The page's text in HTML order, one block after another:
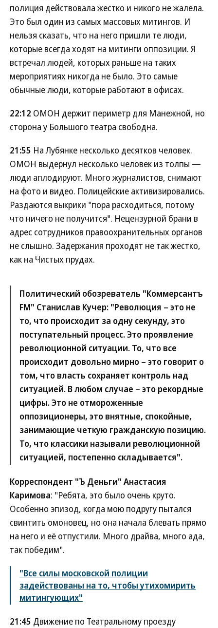
полиция действовала жестко и никого не жалела.
Это был один из самых массовых митингов. И
нельзя сказать, что на него пришли те люди,
которые всегда ходят на митинги оппозиции. Я
встречал людей, которых раньше на таких
мероприятиях никогда не было. Это самые
обычные люди, которые работают в офисах.
22:12 ОМОН держит периметр для Манежной, но
сторона у Большого театра свободна.
21:55 На Лубянке несколько десятков человек.
ОМОН выдернул несколько человек из толпы —
люди аплодируют. Много журналистов, снимают
на фото и видео. Полицейские активизировались.
Раздаются выкрики "пора расходиться, потому
что ничего не получится". Нецензурной брани в
адрес сотрудников правоохранительных органов
не слышно. Задержания проходят не так жестко,
как на Чистых прудах.
Политический обозреватель "Коммерсантъ
FM" Станислав Кучер: "Революция – это не
то, что происходит за одну секунду, это
поступательный процесс. Это проявление
революционной ситуации. То, что все
происходит довольно мирно – это говорит о
том, что власть сохраняет контроль над
ситуацией. В любом случае – это рекордные
цифры. Это не отмороженные
оппозиционеры, это внятные, спокойные,
занимающие четкую гражданскую позицию.
То, что классики называли революционной
ситуацией, постепенно складывается".
Корреспондент "Ъ Деньги" Анастасия
Каримова: "Ребята, это было очень круто.
Особенно эпизод, когда мою подругу пытался
свинтить омоновец, но она начала блевать прямо
на него и её отпустили. Много драйва, много ада,
так победим".
"Все силы московской полиции
задействованы на то, чтобы утихомирить
митингующих"
21:45 Движение по Театральному проезду